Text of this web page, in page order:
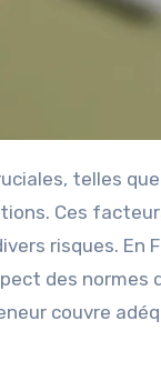
Ces
risques. En
des normes
couvre